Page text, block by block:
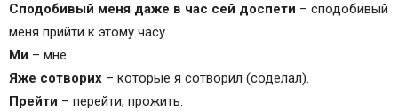
Сподобивый меня даже в час сей доспети – сподобивый
меня прийти к этому часу.
Ми – мне.
Яже сотворих – которые я сотворил (соделал).
Прейти – перейти, прожить.